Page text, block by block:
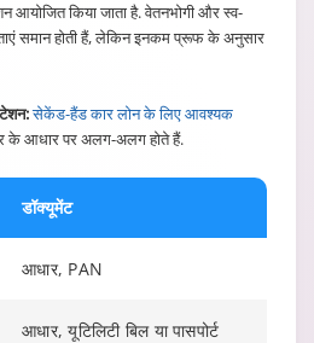
आयोजित किया जाता है. वेतनभोगी और स्व-
समान होती हैं, लेकिन इनकम प्रूफ के अनुसार
सेकेंड-हैंड कार लोन के लिए आवश्यक
के आधार पर अलग-अलग होते हैं.
डॉक्यूमेंट
आधार, PAN
आधार, यूटिलिटी बिल या पासपोर्ट